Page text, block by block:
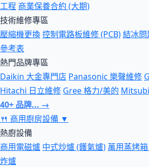
工程 商業保養合約 (大期)
技術維修專區
壓縮機更換控制電路板維修 (PCB)結冰問
參考表
熱門品牌專區
Daikin 大金專門店 Panasonic 樂聲維修
Hitachi 日立維修 Gree 格力/美的
40+ 品牌... →
🍴 商用廚房設備 ▼
熱廚設備
商用電磁爐 中式炒爐 (鑊氣爐) 萬用蒸烤
炸爐